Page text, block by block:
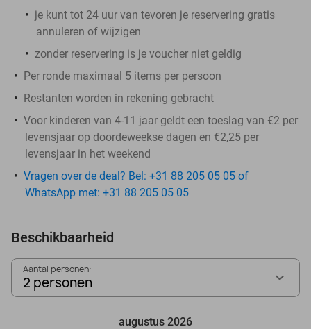
je kunt tot 24 uur van tevoren je reservering gratis
annuleren of wijzigen
zonder reservering is je voucher niet geldig
Per ronde maximaal 5 items per persoon
Restanten worden in rekening gebracht
Voor kinderen van 4-11 jaar geldt een toeslag van €2 per
levensjaar op doordeweekse dagen en €2,25 per
levensjaar in het weekend
Vragen over de deal? Bel: +31 88 205 05 05 of
WhatsApp met: +31 88 205 05 05
Beschikbaarheid
Aantal personen:
2 personen
augustus 2026